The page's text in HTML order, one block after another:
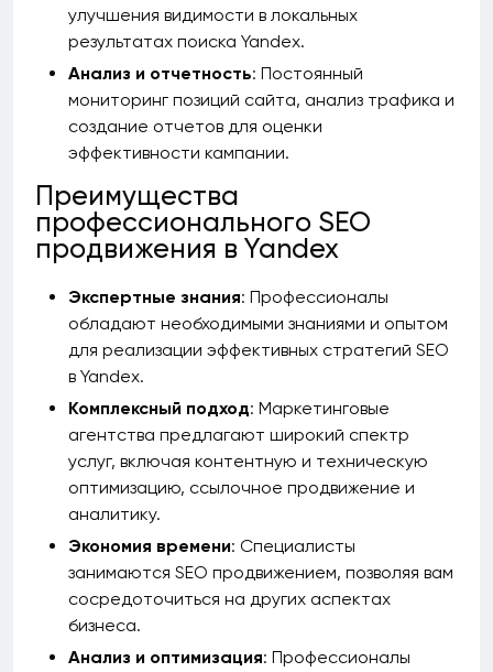
улучшения видимости в локальных
результатах поиска Yandex.
Анализ и отчетность: Постоянный
мониторинг позиций сайта, анализ трафика и
создание отчетов для оценки
эффективности кампании.
Преимущества
профессионального SEO
продвижения в Yandex
Экспертные знания: Профессионалы
обладают необходимыми знаниями и опытом
для реализации эффективных стратегий SEO
в Yandex.
Комплексный подход: Маркетинговые
агентства предлагают широкий спектр
услуг, включая контентную и техническую
оптимизацию, ссылочное продвижение и
аналитику.
Экономия времени: Специалисты
занимаются SEO продвижением, позволяя вам
сосредоточиться на других аспектах
бизнеса.
Анализ и оптимизация: Профессионалы